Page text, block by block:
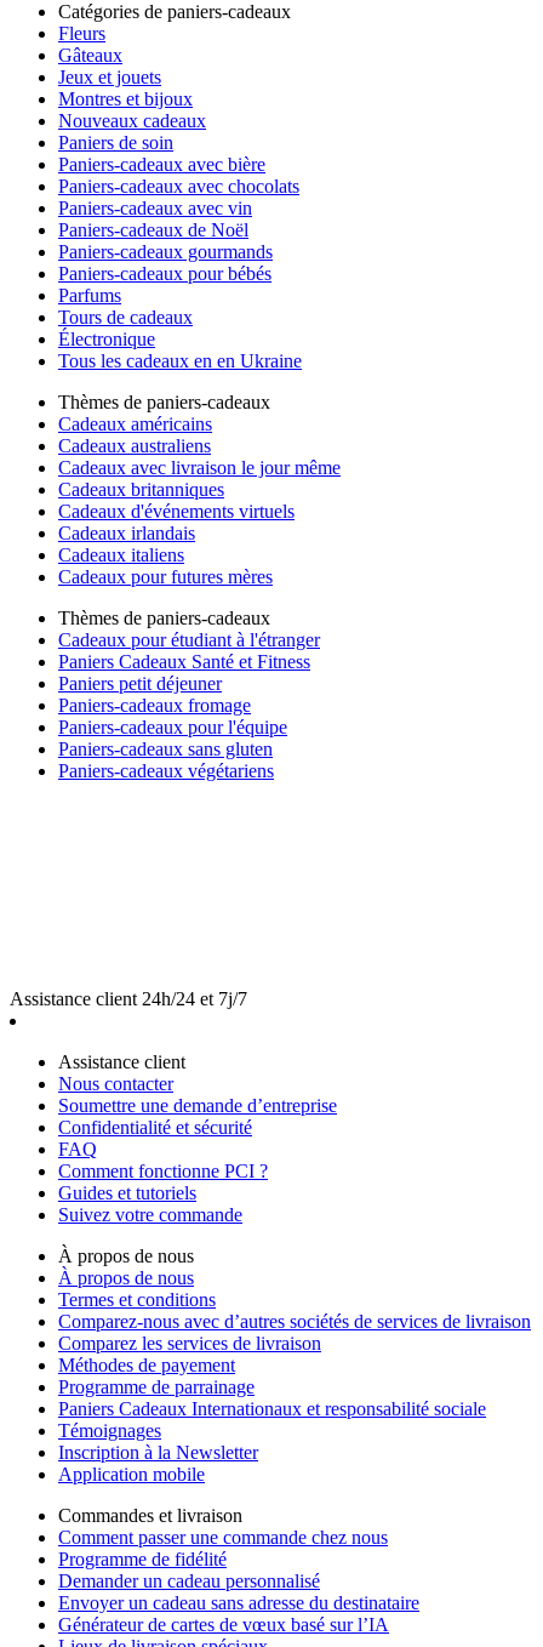
Catégories de paniers-cadeaux
Fleurs
Gâteaux
Jeux et jouets
Montres et bijoux
Nouveaux cadeaux
Paniers de soin
Paniers-cadeaux avec bière
Paniers-cadeaux avec chocolats
Paniers-cadeaux avec vin
Paniers-cadeaux de Noël
Paniers-cadeaux gourmands
Paniers-cadeaux pour bébés
Parfums
Tours de cadeaux
Électronique
Tous les cadeaux en en Ukraine
Thèmes de paniers-cadeaux
Cadeaux américains
Cadeaux australiens
Cadeaux avec livraison le jour même
Cadeaux britanniques
Cadeaux d'événements virtuels
Cadeaux irlandais
Cadeaux italiens
Cadeaux pour futures mères
Thèmes de paniers-cadeaux
Cadeaux pour étudiant à l'étranger
Paniers Cadeaux Santé et Fitness
Paniers petit déjeuner
Paniers-cadeaux fromage
Paniers-cadeaux pour l'équipe
Paniers-cadeaux sans gluten
Paniers-cadeaux végétariens
Assistance client 24h/24 et 7j/7
Assistance client
Nous contacter
Soumettre une demande d’entreprise
Confidentialité et sécurité
FAQ
Comment fonctionne PCI ?
Guides et tutoriels
Suivez votre commande
À propos de nous
À propos de nous
Termes et conditions
Comparez-nous avec d’autres sociétés de services de livraison
Comparez les services de livraison
Méthodes de payement
Programme de parrainage
Paniers Cadeaux Internationaux et responsabilité sociale
Témoignages
Inscription à la Newsletter
Application mobile
Commandes et livraison
Comment passer une commande chez nous
Programme de fidélité
Demander un cadeau personnalisé
Envoyer un cadeau sans adresse du destinataire
Générateur de cartes de vœux basé sur l’IA